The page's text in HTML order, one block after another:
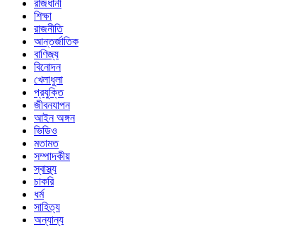
রাজধানী
শিক্ষা
রাজনীতি
আন্তর্জাতিক
বাণিজ্য
বিনোদন
খেলাধুলা
প্রযুক্তি
জীবনযাপন
আইন অঙ্গন
ভিডিও
মতামত
সম্পাদকীয়
স্বাস্থ্য
চাকরি
ধর্ম
সাহিত্য
অন্যান্য